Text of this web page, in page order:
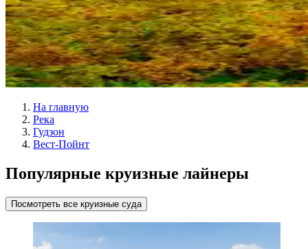
На главную
Река
Гудзон
Вест-Пойнт
Популярные круизные лайнеры
Посмотреть все круизные суда